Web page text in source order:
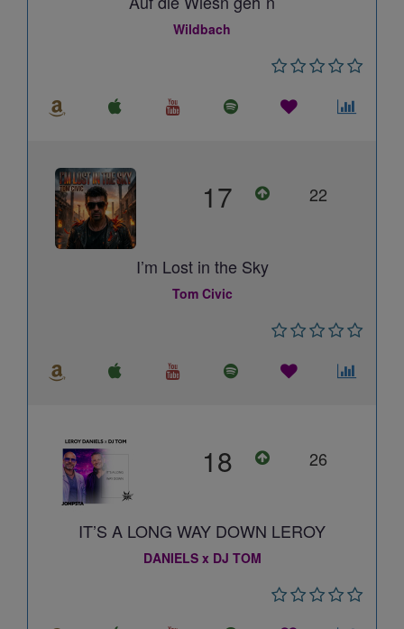
Wildbach
17 22
I’m Lost in the Sky
Tom Civic
18 26
IT’S A LONG WAY DOWN LEROY
DANIELS x DJ TOM